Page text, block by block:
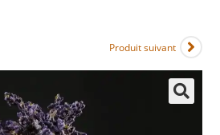
Produit suivant